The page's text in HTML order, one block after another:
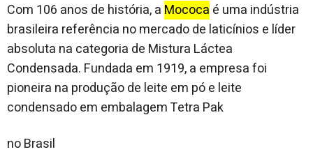
Com 106 anos de história, a Mococa é uma indústria
brasileira referência no mercado de laticínios e líder
absoluta na categoria de Mistura Láctea
Condensada. Fundada em 1919, a empresa foi
pioneira na produção de leite em pó e leite
condensado em embalagem Tetra Pak
no Brasil